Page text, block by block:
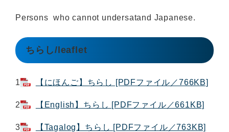
Persons who cannot undersatand Japanese.
ちらし/leaflet
1 【にほんご】ちらし [PDFファイル／766KB]
2 【English】ちらし [PDFファイル／661KB]
3 【Tagalog】ちらし [PDFファイル／763KB]